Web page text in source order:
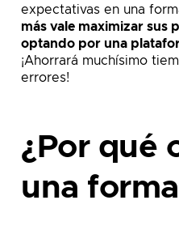
expectativas en una
más vale maximizar sus
optando por una
¡Ahorrará muchísimo
errores!
¿Por qué
una